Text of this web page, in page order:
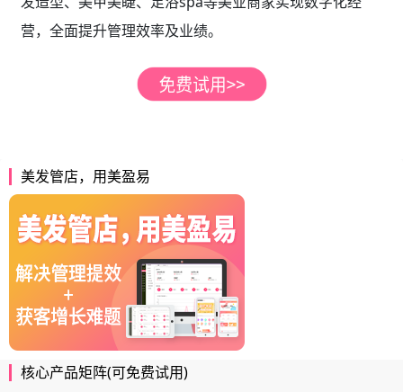
营，全面提升管理效率及业绩。
美发管店，用美盈易
核心产品矩阵(可免费试用)